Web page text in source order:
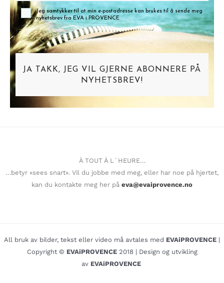
Jeg samtykker til at min e-postadresse kan brukes til å sende meg
nyhetsbrev fra EVA i PROVENCE
JA TAKK, JEG VIL GJERNE ABONNERE PÅ
NYHETSBREV!
À TOUT À L´HEURE…
…betyr «sees snart». Vil du jobbe med meg, eller har noe på hjertet,
kan du kontakte meg her på eva@evaiprovence.no
All bruk av bilder, tekst eller video må avtales med EVAiPROVENCE |
Copyright © EVAiPROVENCE2018 | Design og utvikling
av EVAiPROVENCE